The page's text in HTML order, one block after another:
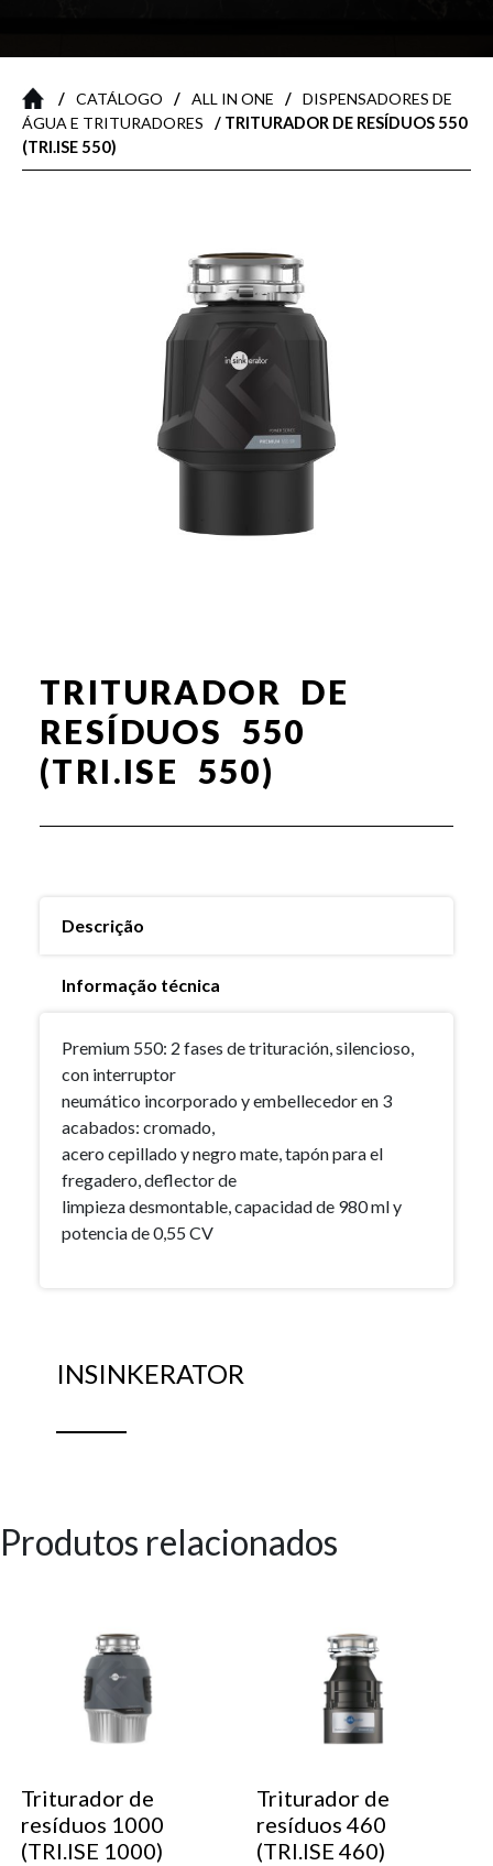
/ CATÁLOGO / ALL IN ONE / DISPENSADORES DE
ÁGUA E TRITURADORES
/ TRITURADOR DE RESÍDUOS 550
(TRI.ISE 550)
TRITURADOR DE
RESÍDUOS 550
(TRI.ISE 550)
Descrição
Informação técnica
Premium 550: 2 fases de trituración, silencioso,
con interruptor
neumático incorporado y embellecedor en 3
acabados: cromado,
acero cepillado y negro mate, tapón para el
fregadero, deflector de
limpieza desmontable, capacidad de 980 ml y
potencia de 0,55 CV
INSINKERATOR
Produtos relacionados
Triturador de
resíduos 1000
(TRI.ISE 1000)
Triturador de
resíduos 460
(TRI.ISE 460)